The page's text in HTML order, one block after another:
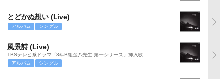
とどかぬ想い (Live)
アルバム シングル
風景詩 (Live)
TBSテレビ系ドラマ「3年B組金八先生 第一シリーズ」挿入歌
アルバム
シングル